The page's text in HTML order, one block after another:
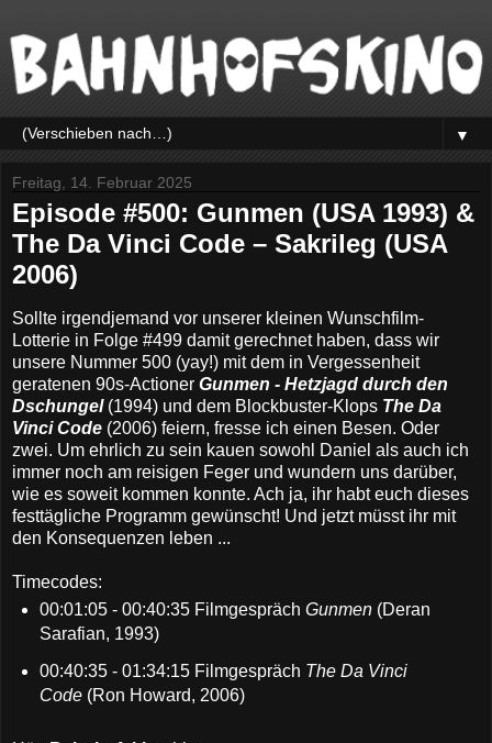
▼
Freitag, 14. Februar 2025
Episode #500: Gunmen (USA 1993) &
The Da Vinci Code – Sakrileg (USA
2006)
Sollte irgendjemand vor unserer kleinen Wunschfilm-
Lotterie in Folge #499 damit gerechnet haben, dass wir
unsere Nummer 500 (yay!) mit dem in Vergessenheit
geratenen 90s-Actioner Gunmen - Hetzjagd durch den
Dschungel(1994) und dem Blockbuster-Klops The Da
Vinci Code (2006) feiern, fresse ich einen Besen. Oder
zwei. Um ehrlich zu sein kauen sowohl Daniel als auch ich
immer noch am reisigen Feger und wundern uns darüber,
wie es soweit kommen konnte. Ach ja, ihr habt euch dieses
festtägliche Programm gewünscht! Und jetzt müsst ihr mit
den Konsequenzen leben ...
Timecodes:
00:01:05 - 00:40:35 Filmgespräch Gunmen(Deran
Sarafian, 1993)
00:40:35 - 01:34:15 Filmgespräch The Da Vinci
Code(Ron Howard, 2006)